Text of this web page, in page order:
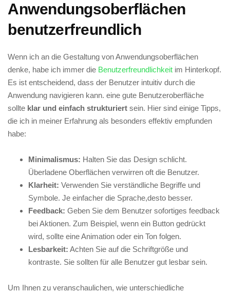
Anwendungsoberflächen
benutzerfreundlich
Wenn ich an die Gestaltung von ⁣Anwendungsoberflächen
denke, habe ​ich immer die ⁢ Benutzerfreundlichkeit im Hinterkopf.​
Es ist entscheidend, dass der Benutzer ‌intuitiv durch die
Anwendung navigieren kann. eine gute Benutzeroberfläche
sollte klar und einfach strukturiert sein. Hier ​sind einige⁣ Tipps,
die ich in ⁤meiner Erfahrung als besonders ⁤effektiv empfunden
habe:
Minimalismus: Halten ‌Sie das Design schlicht.
Überladene Oberflächen verwirren oft die Benutzer.
Klarheit: Verwenden Sie verständliche Begriffe ⁣und
Symbole.⁤ Je einfacher die Sprache,desto ⁤besser.
Feedback: Geben⁤ Sie dem Benutzer sofortiges ‌feedback
bei Aktionen. ​Zum ‌Beispiel, wenn ein Button gedrückt⁤
wird, sollte eine Animation oder ein Ton ⁣folgen.
Lesbarkeit: Achten Sie auf die ⁣Schriftgröße und
kontraste. Sie sollten für alle⁢ Benutzer gut lesbar sein.
Um Ihnen ‍zu veranschaulichen, wie unterschiedliche